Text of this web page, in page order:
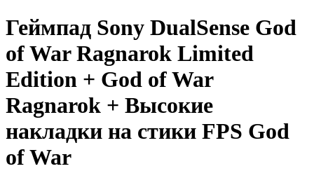
Геймпад Sony DualSense God
of War Ragnarok Limited
Edition + God of War
Ragnarok + Высокие
накладки на стики FPS God
ofWar